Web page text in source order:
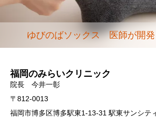
ゆびのばソックス 医師が開
福岡のみらいクリニック
院長 今井一彰
〒812-0013
福岡市博多区博多駅東1-13-31 駅東サンシテ